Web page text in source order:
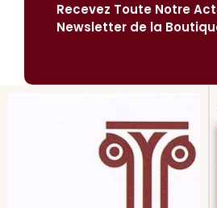
Recevez Toute Notre
Newsletter de la